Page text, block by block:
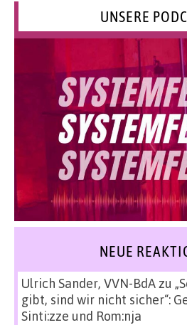
UNSERE
NEUE
Ulrich Sander, VVN-BdAzu
gibt, sind wir nicht sicher“:
Sinti:zze und Rom:nja